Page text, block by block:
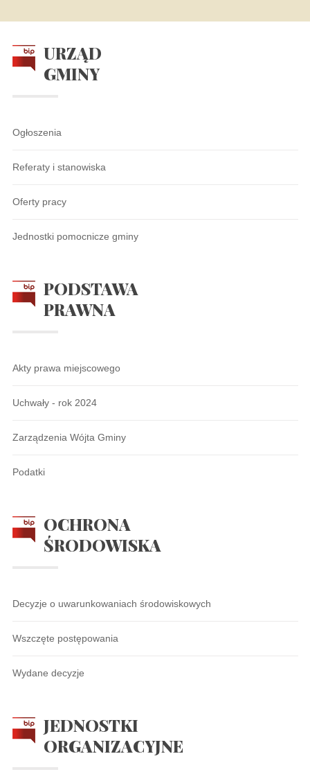
URZĄD
GMINY
Ogłoszenia
Referaty i stanowiska
Oferty pracy
Jednostki pomocnicze gminy
PODSTAWA
PRAWNA
Akty prawa miejscowego
Uchwały - rok 2024
Zarządzenia Wójta Gminy
Podatki
OCHRONA
ŚRODOWISKA
Decyzje o uwarunkowaniach środowiskowych
Wszczęte postępowania
Wydane decyzje
JEDNOSTKI
ORGANIZACYJNE